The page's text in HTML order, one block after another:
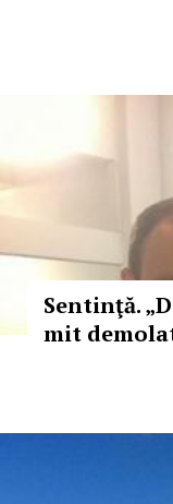
Sentinţă.
mit